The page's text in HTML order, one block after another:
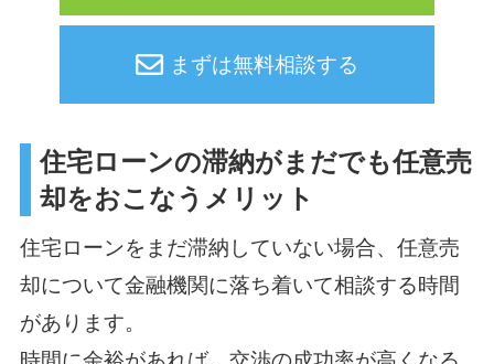
まずは無料相談する
住宅ローンの滞納がまだでも任意売
却をおこなうメリット
住宅ローンをまだ滞納していない場合、任意売
却について金融機関に落ち着いて相談する時間
があります。